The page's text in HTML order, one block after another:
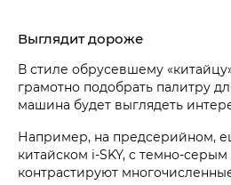
Выглядит дороже
В стиле обрусевшему
грамотно подобрать палитру
машина будет выглядеть
Например, на предсерийном,
китайском i‑SKY, с темно-
контрастируют